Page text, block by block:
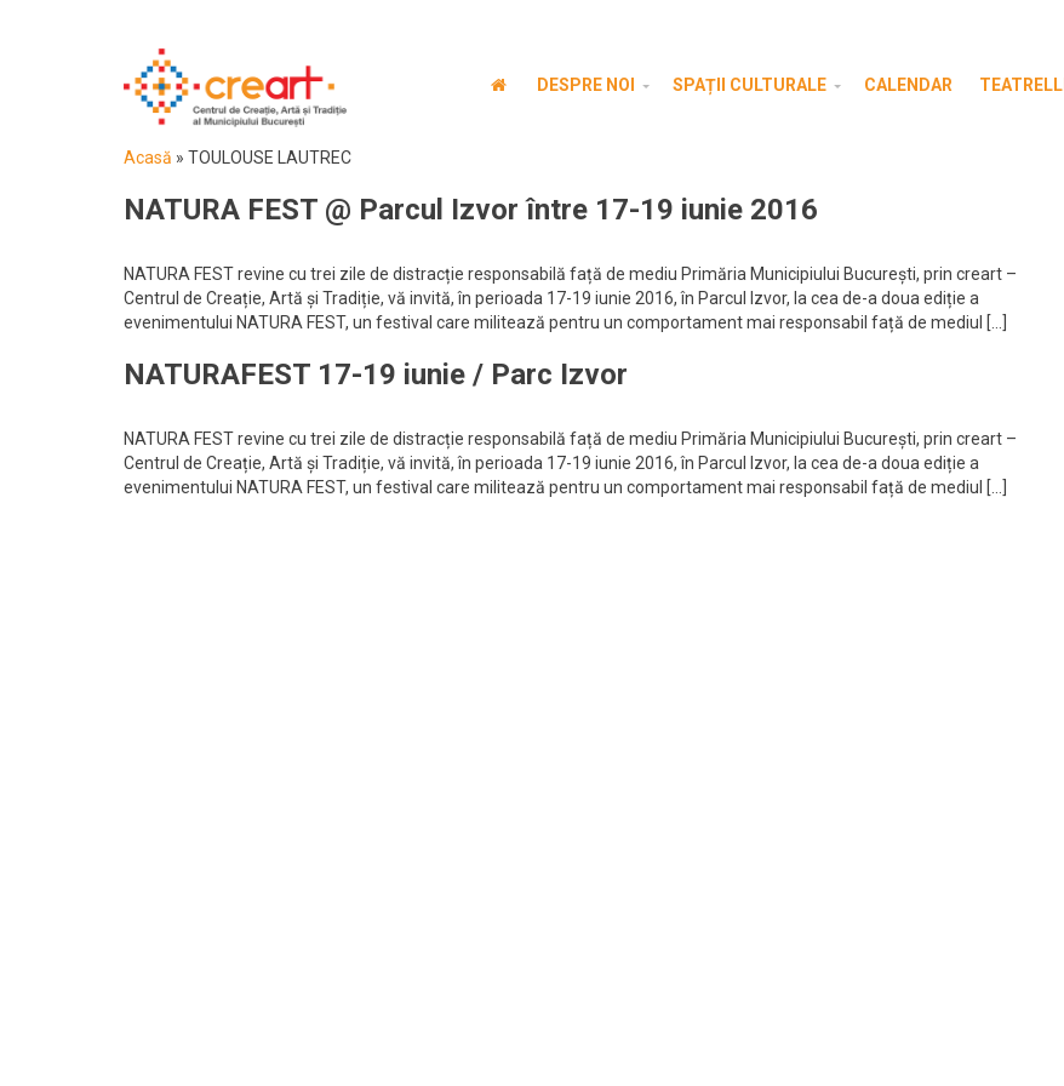
DESPRE NOI SPAȚII CULTURALE CALENDAR TEATRELLI
Acasă » TOULOUSE LAUTREC
NATURA FEST @ Parcul Izvor între 17-19 iunie 2016
NATURA FEST revine cu trei zile de distracție responsabilă față de mediu Primăria Municipiului București, prin creart –
Centrul de Creație, Artă și Tradiție, vă invită, în perioada 17-19 iunie 2016, în Parcul Izvor, la cea de-a doua ediție a
evenimentului NATURA FEST, un festival care militează pentru un comportament mai responsabil față de mediul […]
NATURAFEST 17-19 iunie / Parc Izvor
NATURA FEST revine cu trei zile de distracție responsabilă față de mediu Primăria Municipiului București, prin creart –
Centrul de Creație, Artă și Tradiție, vă invită, în perioada 17-19 iunie 2016, în Parcul Izvor, la cea de-a doua ediție a
evenimentului NATURA FEST, un festival care militează pentru un comportament mai responsabil față de mediul […]